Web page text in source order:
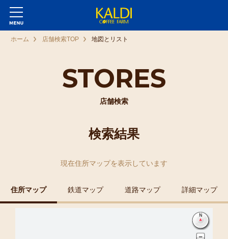
STORES
店舗検索
ホーム 店舗検索TOP 地図とリスト
検索結果
現在住所マップを表示しています
住所マップ 鉄道マップ 道路マップ 詳細マップ